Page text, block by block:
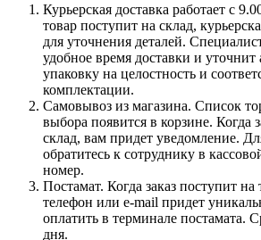
Курьерская доставка работает с
товар поступит на склад,
для уточнения деталей.
удобное время доставки и
упаковку на целостность и
комплектации.
Самовывоз из магазина. Список
выбора появится в корзине. Когда
склад, вам придет уведомление.
обратитесь к сотруднику в
номер.
Постамат. Когда заказ поступит на
телефон или e-mail придет
оплатить в терминале постамата.
дня.